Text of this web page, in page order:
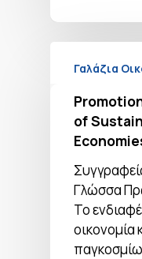
Γαλάζια
of
Γλώσσα
To
οικονομία